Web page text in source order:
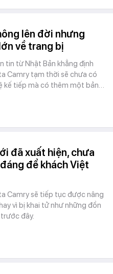
lên đời nhưng
về trang bị
tin từ Nhật Bản khẳng định
Camry tạm thời sẽ chưa có
kế tiếp mà có thêm một bản…
đã xuất hiện, chưa
để khách Việt
Camry sẽ tiếp tục được nâng
vì bị khai tử như những đồn
đây.